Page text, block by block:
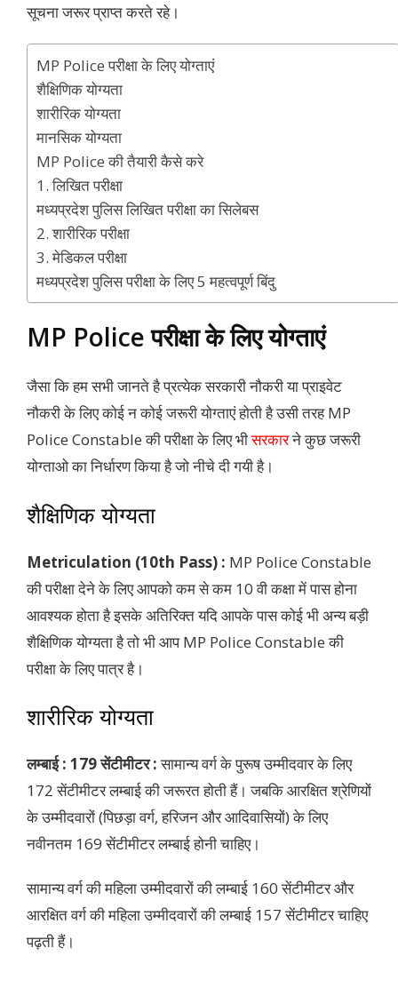
सूचना जरूर प्राप्त करते रहे।
MP Police परीक्षा के लिए योग्ताएं
शैक्षिणिक योग्यता
शारीरिक योग्यता
मानसिक योग्यता
MP Police की तैयारी कैसे करे
1. लिखित परीक्षा
मध्यप्रदेश पुलिस लिखित परीक्षा का सिलेबस
2. शारीरिक परीक्षा
3. मेडिकल परीक्षा
मध्यप्रदेश पुलिस परीक्षा के लिए 5 महत्वपूर्ण बिंदु
MP Police परीक्षा के लिए योग्ताएं
जैसा कि हम सभी जानते है प्रत्येक सरकारी नौकरी या प्राइवेट
नौकरी के लिए कोई न कोई जरूरी योग्ताएं होती है उसी तरह MP
Police Constable की परीक्षा के लिए भीसरकारने कुछ जरूरी
योग्ताओ का निर्धारण किया है जो नीचे दी गयी है।
शैक्षिणिक योग्यता
Metriculation (10th Pass) : MP Police Constable
की परीक्षा देने के लिए आपको कम से कम 10 वी कक्षा में पास होना
आवश्यक होता है इसके अतिरिक्त यदि आपके पास कोई भी अन्य बड़ी
शैक्षिणिक योग्यता है तो भी आप MP Police Constable की
परीक्षा के लिए पात्र है।
शारीरिक योग्यता
लम्बाई : 179 सेंटीमीटर :सामान्य वर्ग के पुरूष उम्मीदवार के लिए
172 सेंटीमीटर लम्बाई की जरूरत होती हैं। जबकि आरक्षित श्रेणियों
के उम्मीदवारों (पिछड़ा वर्ग, हरिजन और आदिवासियों) के लिए
नवीनतम 169 सेंटीमीटर लम्बाई होनी चाहिए।
सामान्य वर्ग की महिला उम्मीदवारों की लम्बाई 160 सेंटीमीटर और
आरक्षित वर्ग की महिला उम्मीदवारों की लम्बाई 157 सेंटीमीटर चाहिए
पढ़ती हैं।